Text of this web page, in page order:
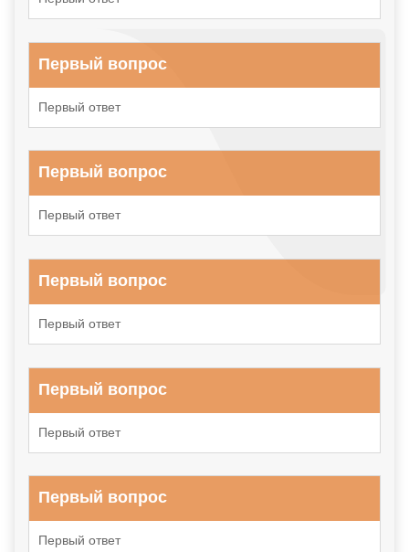
Первый вопрос
Первый ответ
Первый вопрос
Первый ответ
Первый вопрос
Первый ответ
Первый вопрос
Первый ответ
Первый вопрос
Первый ответ